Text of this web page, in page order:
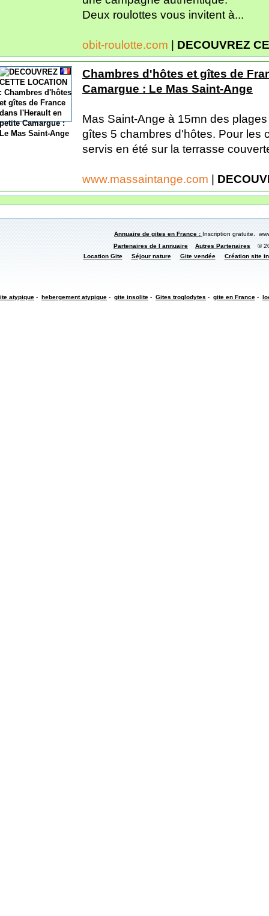
Deux roulottes vous invitent à...
obit-roulotte.com | DECOUVREZ
Chambres d'hôtes et gîtes de
Camargue : Le Mas Saint-Ange
Mas Saint-Ange à 15mn des
gîtes 5 chambres d'hôtes. Pour les
servis en été sur la terrasse
www.massaintange.com |
Annuaire de gites en France : Inscription gratuite.
Partenaires de l annuaire
Autres Partenaires ©
Location Gite
Séjour nature Gite vendée Création site
atypique - hebergement atypique - gite insolite - Gites troglodytes - gite en France -